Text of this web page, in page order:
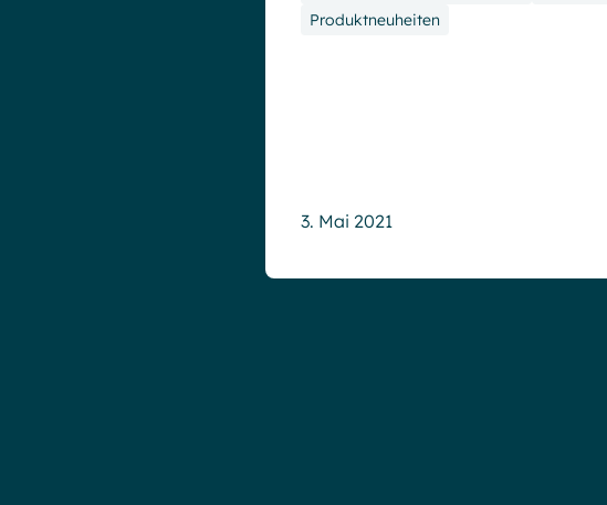
Produktneuheiten
3. Mai 2021